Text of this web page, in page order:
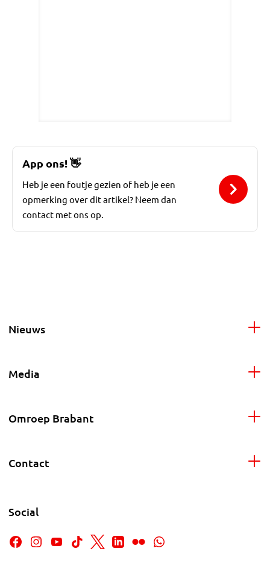
App ons!👋
Heb je een foutje gezien of heb je een
opmerking over dit artikel? Neem dan
contact met ons op.
Nieuws
Media
Omroep Brabant
Contact
Social